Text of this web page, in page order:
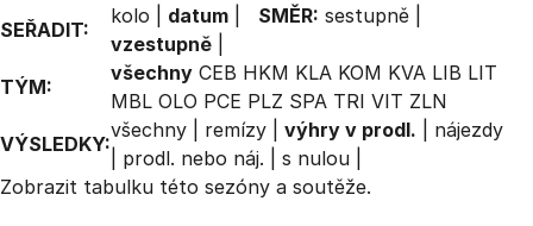
SEŘADIT:
kolo datum SMĚR: sestupně
vzestupně
TÝM:
všechny CEB HKM KLA KOM KVA LIB LIT
MBL OLO PCE PLZ SPA TRI VIT ZLN
VÝSLEDKY:
všechny remízy výhry v prodl.
nájezdy
prodl. nebo náj. s nulou
Zobrazit tabulku této sezóny a soutěže.